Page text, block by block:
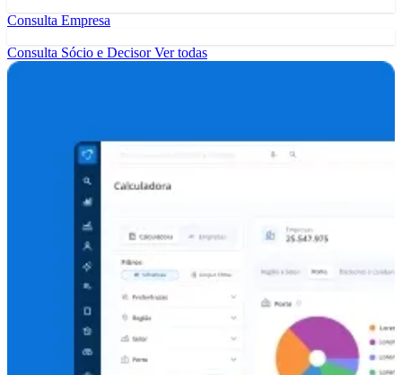
Consulta Empresa
Consulta Sócio e DecisorVer todas